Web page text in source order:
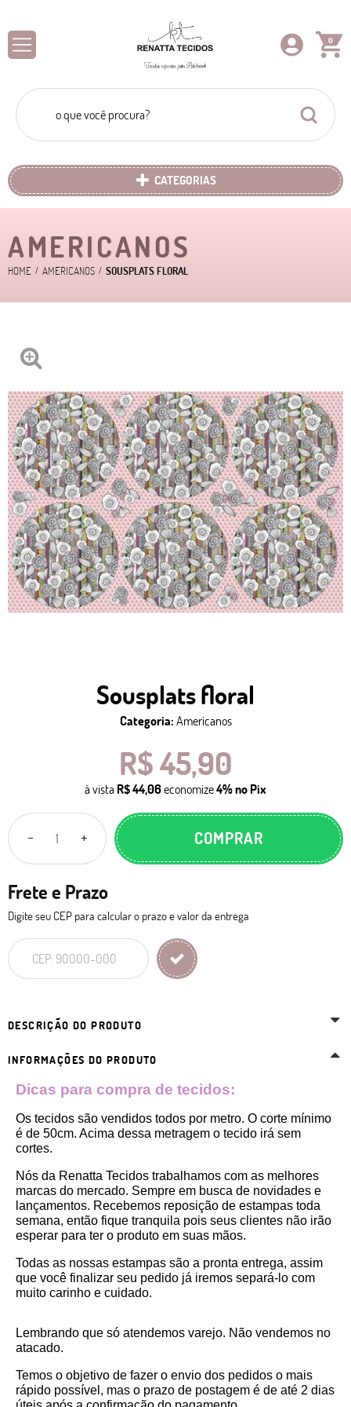
0
CATEGORIAS
AMERICANOS
HOME AMERICANOS SOUSPLATS FLORAL
Sousplats floral
Categoria: Americanos
R$ 45,90
à vista R$ 44,06economize4%no Pix
COMPRAR
Frete e Prazo
Digite seu CEP para calcular o prazo e valor da entrega
DESCRIÇÃO DO PRODUTO
INFORMAÇÕES DO PRODUTO
Dicas para compra de tecidos:
Os tecidos são vendidos todos por metro. O corte mínimo
é de 50cm. Acima dessa metragem o tecido irá sem
cortes.
Nós da Renatta Tecidos trabalhamos com as melhores
marcas do mercado. Sempre em busca de novidades e
lançamentos. Recebemos reposição de estampas toda
semana, então fique tranquila pois seus clientes não irão
esperar para ter o produto em suas mãos.
Todas as nossas estampas são a pronta entrega, assim
que você finalizar seu pedido já iremos separá-lo com
muito carinho e cuidado.
Lembrando que só atendemos varejo. Não vendemos no
atacado.
Temos o objetivo de fazer o envio dos pedidos o mais
rápido possível, mas o prazo de postagem é de até 2 dias